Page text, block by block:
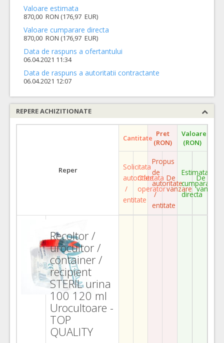
Valoare estimata
870,00 RON (176,97 EUR)
Valoare cumparare directa
870,00 RON (176,97 EUR)
Data de raspuns a ofertantului
06.04.2021 11:34
Data de raspuns a autoritatii contractante
06.04.2021 12:07
REPERE ACHIZITIONATE
Reper
Cantitate Pret
(RON)
Valoare
(RON)
Solicitata
autoritate
/
entitate
Ofertata
operator
Propus
de
autoritate
/
entitate
De
vanzare
Estimata
cumparare
directa
De
vanzare
Recoltor /
urocultor /
container /
recipient
STERIL urina
100 120 ml
Urocultoare -
TOP
QUALITY